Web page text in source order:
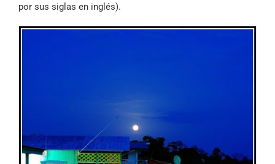
por sus siglas en inglés).